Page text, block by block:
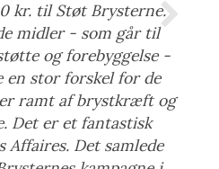
kr. til Støt Brysterne.
midler - som går til
og forebyggelse -
en stor forskel for de
ramt af brystkræft og
Det er et fantastisk
Affaires. Det samlede